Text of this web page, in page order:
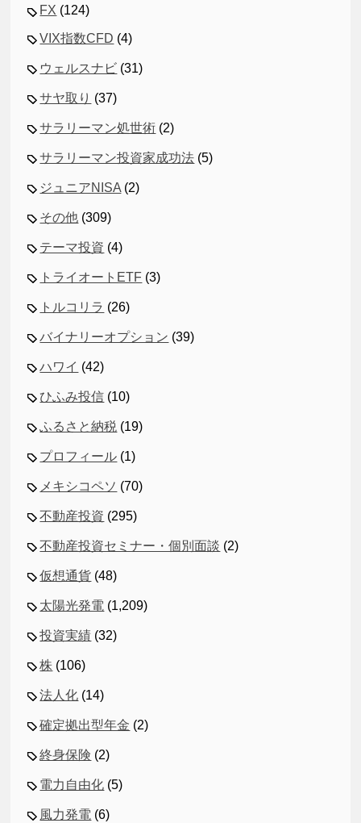
FX (124)
VIX指数CFD (4)
ウェルスナビ (31)
サヤ取り (37)
サラリーマン処世術 (2)
サラリーマン投資家成功法 (5)
ジュニアNISA (2)
その他 (309)
テーマ投資 (4)
トライオートETF (3)
トルコリラ (26)
バイナリーオプション (39)
ハワイ (42)
ひふみ投信 (10)
ふるさと納税 (19)
プロフィール (1)
メキシコペソ (70)
不動産投資 (295)
不動産投資セミナー・個別面談 (2)
仮想通貨 (48)
太陽光発電 (1,209)
投資実績 (32)
株 (106)
法人化 (14)
確定拠出型年金 (2)
終身保険 (2)
電力自由化 (5)
風力発電 (6)